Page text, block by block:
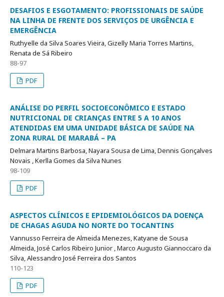
DESAFIOS E ESGOTAMENTO: PROFISSIONAIS DE SAÚDE
NA LINHA DE FRENTE DOS SERVIÇOS DE URGÊNCIA E
EMERGÊNCIA
Ruthyelle da Silva Soares Vieira, Gizelly Maria Torres Martins,
Renata de Sá Ribeiro
88-97
PDF
ANÁLISE DO PERFIL SOCIOECONÔMICO E ESTADO
NUTRICIONAL DE CRIANÇAS ENTRE 5 A 10 ANOS
ATENDIDAS EM UMA UNIDADE BÁSICA DE SAÚDE NA
ZONA RURAL DE MARABÁ – PA
Delmara Martins Barbosa, Nayara Sousa de Lima, Dennis Gonçalves
Novais , Kerlla Gomes da Silva Nunes
98-109
PDF
ASPECTOS CLÍNICOS E EPIDEMIOLÓGICOS DA DOENÇA
DE CHAGAS AGUDA NO NORTE DO TOCANTINS
Vannusso Ferreira de Almeida Menezes, Katyane de Sousa
Almeida, José Carlos Ribeiro Junior , Marco Augusto Giannoccaro da
Silva, Alessandro José Ferreira dos Santos
110-123
PDF